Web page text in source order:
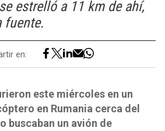
estrelló a 11 km de ahí,
fuente.
en:
este miércoles en un
en Rumania cerca del
buscaban un avión de